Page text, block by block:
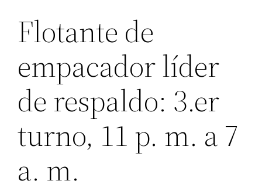
Flotante de
empacador líder
de respaldo: 3.er
turno, 11 p. m. a 7
a. m.